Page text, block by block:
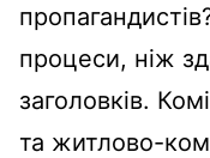
процеси, ніж
заголовків.
та житлово-